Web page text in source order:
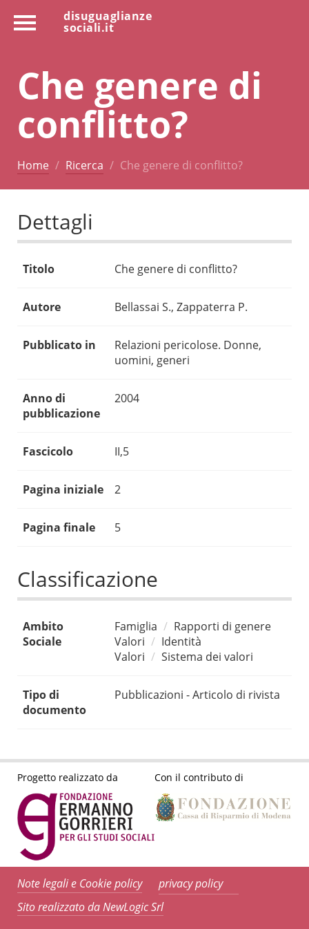
disuguaglianze
sociali.it
Che genere di
conflitto?
Home Ricerca Che genere di conflitto?
Dettagli
Titolo Che genere di conflitto?
Autore Bellassai S., Zappaterra P.
Pubblicato in
Relazioni pericolose. Donne,
uomini, generi
Anno di
pubblicazione
2004
Fascicolo II,5
Pagina iniziale 2
Pagina finale 5
Classificazione
Ambito
Sociale
Famiglia
Rapporti di genere
Valori
Identità
Valori
Sistema dei valori
Tipo di
documento
Pubblicazioni - Articolo di rivista
Progetto realizzato da Con il contributo di
Note legali e Cookie policy
privacy policy
Sito realizzato da NewLogic Srl